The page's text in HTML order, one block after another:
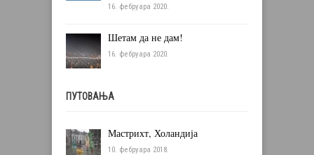
16. фебруара 2020.
Шетам да не дам!
16. фебруара 2020.
ПУТОВАЊА
Мастрихт, Холандија
10. фебруара 2018.